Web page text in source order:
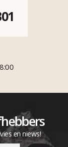
en niews!